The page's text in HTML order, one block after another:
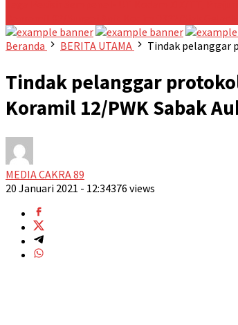
Beranda
BERITA UTAMA Tindak pelanggar
Tindak pelanggar
Koramil 12/PWK Sabak
MEDIA CAKRA 89
20 Januari 2021 - 12:34376 views